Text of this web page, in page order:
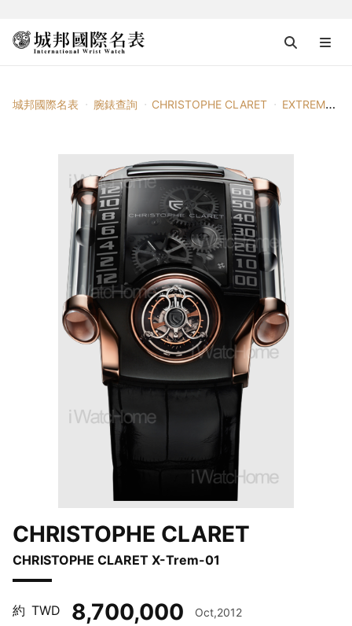
城邦國際名表 腕錶查詢 CHRISTOPHE CLARET EXTREME
CHRISTOPHE CLARET
CHRISTOPHE CLARET X-Trem-01
約 TWD 8,700,000 Oct,2012